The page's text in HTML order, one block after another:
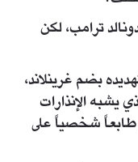
ترامب، لكن
بضم غرينلاند،
يشبه الإنذارات
طابعاً شخصياً على